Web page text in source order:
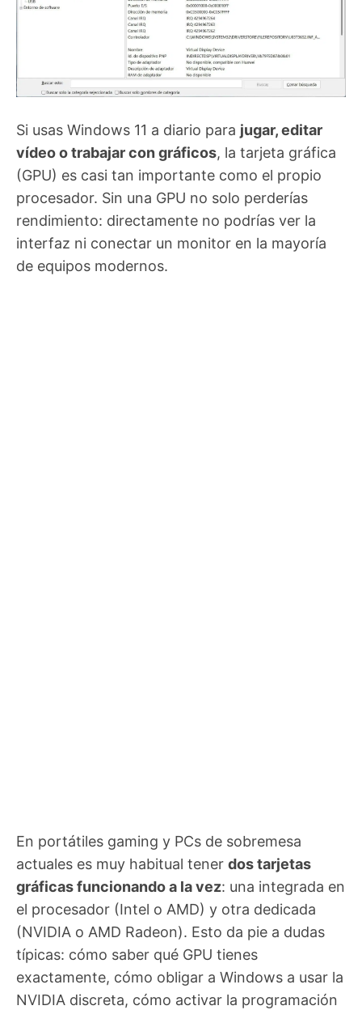
Si usas Windows 11 a diario para jugar, editar
vídeo o trabajar con gráficos, la tarjeta gráfica
(GPU) es casi tan importante como el propio
procesador. Sin una GPU no solo perderías
rendimiento: directamente no podrías ver la
interfaz ni conectar un monitor en la mayoría
de equipos modernos.
En portátiles gaming y PCs de sobremesa
actuales es muy habitual tener dos tarjetas
gráficas funcionando a la vez: una integrada en
el procesador (Intel o AMD) y otra dedicada
(NVIDIA o AMD Radeon). Esto da pie a dudas
típicas: cómo saber qué GPU tienes
exactamente, cómo obligar a Windows a usar la
NVIDIA discreta, cómo activar la programación